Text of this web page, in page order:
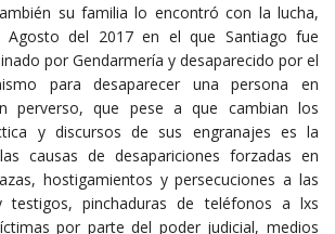
su familia lo encontró con la lucha,
Agosto del 2017 en el que Santiago fue
por Gendarmería y desaparecido por el
para desaparecer una persona en
perverso, que pese a que cambian los
y discursos de sus engranajes es la
causas de desapariciones forzadas en
hostigamientos y persecuciones a las
testigos, pinchaduras de teléfonos a lxs
por parte del poder judicial, medios